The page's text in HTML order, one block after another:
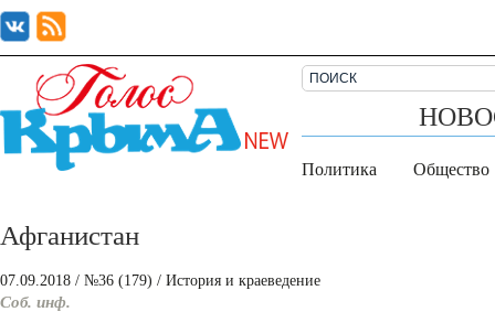
Политика Общество
Афганистан
07.09.2018 / №36 (179) / История и краеведение
Соб. инф.